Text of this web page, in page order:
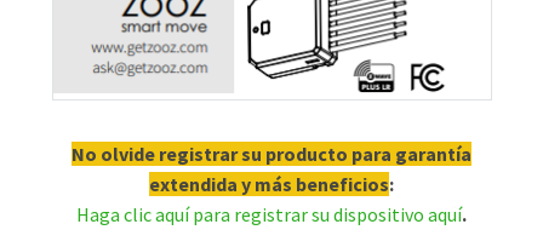
No olvide registrar su producto para garantía
extendida y más beneficios:
Haga clic aquí para registrar su dispositivo aquí.